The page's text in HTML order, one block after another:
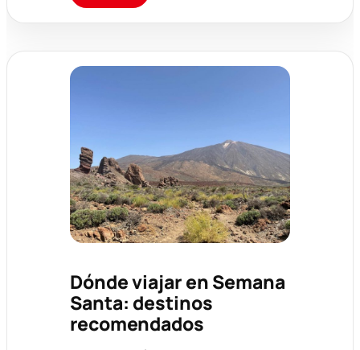
Dónde viajar en Semana
Santa: destinos
recomendados